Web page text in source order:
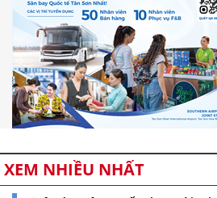
XEM NHIỀU NHẤT